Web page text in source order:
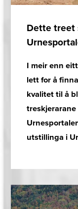
Dette treet
I meir enn
lett for å
kvalitet til å
treskjerarane
utstillinga i